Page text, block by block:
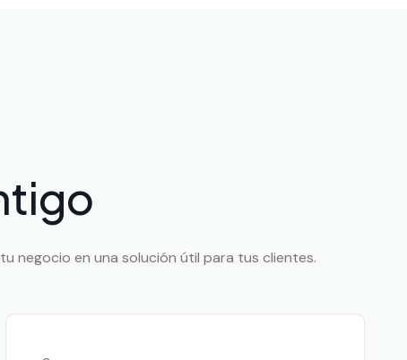
negocio en una solución útil para tus clientes.